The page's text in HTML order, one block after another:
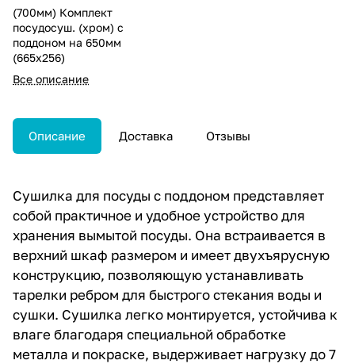
(700мм) Комплект
посудосуш. (хром) с
поддоном на 650мм
(665х256)
Все описание
Описание Доставка Отзывы
Сушилка для посуды с поддоном представляет
собой практичное и удобное устройство для
хранения вымытой посуды. Она встраивается в
верхний шкаф размером и имеет двухъярусную
конструкцию, позволяющую устанавливать
тарелки ребром для быстрого стекания воды и
сушки. Сушилка легко монтируется, устойчива к
влаге благодаря специальной обработке
металла и покраске, выдерживает нагрузку до 7